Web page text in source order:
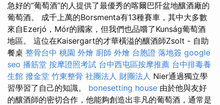
急好的“葡萄酒”的人提供了最優秀的喀爾巴阡盆地釀酒廠的
葡萄酒。 成千上萬的Borsmenta有13種賽車，其中大多數
來自Ezerjó，Mór的國家，但我們也品嚐了Kunság葡萄酒
地區。 這位在Kaisergart的才華橫溢的釀酒師Zsolt - 自助
餐桌 整骨台中 桃園 外燴 廚師 外燴 台胞證 落地簽 google
seo 播筋堂 按摩證照考試 台中西屯區按摩推薦 台中排毒養
生館 撥金堂 竹東整骨 社團法人 財團法人 Nier通過獨立學
習學習了自己的知識。 bonesetting house 由於他與友好
的釀酒師的密切合作，他能夠創造出非凡的葡萄酒，通常是